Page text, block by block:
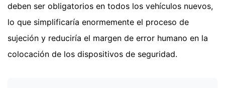
deben ser obligatorios en todos los vehículos nuevos,
lo que simplificaría enormemente el proceso de
sujeción y reduciría el margen de error humano en la
colocación de los dispositivos de seguridad.